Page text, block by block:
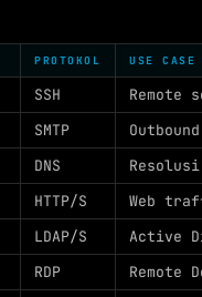
PROTOKOL USE CASE
SSH
Remote
SMTP
DNS
Resolusi
HTTP/S
Web
LDAP/S
Active
RDP
Remote